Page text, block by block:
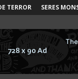
TERROR SERES